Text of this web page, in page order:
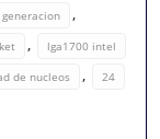
,
, lga1700 intel
de nucleos , 24